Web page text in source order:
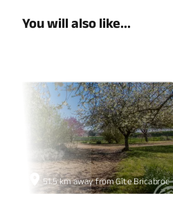
You will also like...
51.5 km away from Gîte Bricabroc